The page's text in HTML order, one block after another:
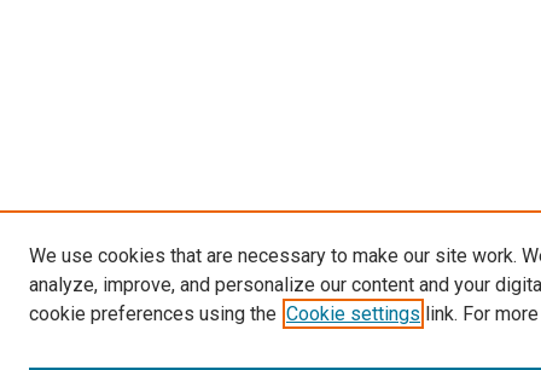
We use cookies that are necessary to make our site work.
analyze, improve, and personalize our content and your
cookie preferences using the Cookie settings link. For